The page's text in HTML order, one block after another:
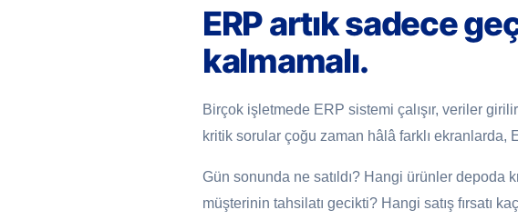
ERP artık sadece
kalmamalı.
Birçok işletmede ERP sistemi çalışır, veriler
kritik sorular çoğu zaman hâlâ farklı ekranlarda,
Gün sonunda ne satıldı? Hangi ürünler
müşterinin tahsilatı gecikti? Hangi satış fırsatı